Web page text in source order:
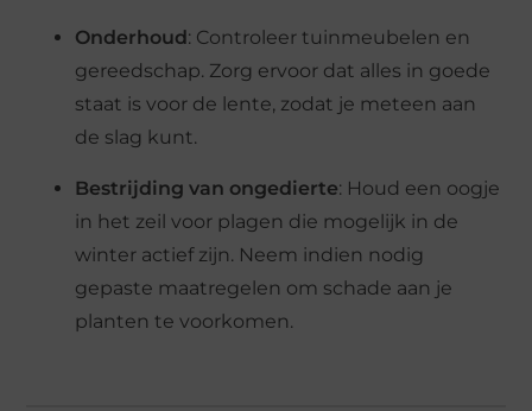
Onderhoud : Controleer tuinmeubelen en
gereedschap. Zorg ervoor dat alles in goede
staat is voor de lente, zodat je meteen aan
de slag kunt​.
Bestrijding van ongedierte: Houd een oogje
in het zeil voor plagen die mogelijk in de
winter actief zijn. Neem indien nodig
gepaste maatregelen om schade aan je
planten te voorkomen​.